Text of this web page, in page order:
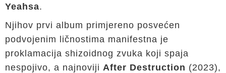
Yeahsa.
Njihov prvi album primjereno posvećen
podvojenim ličnostima manifestna je
proklamacija shizoidnog zvuka koji spaja
nespojivo, a najnoviji After Destruction (2023),